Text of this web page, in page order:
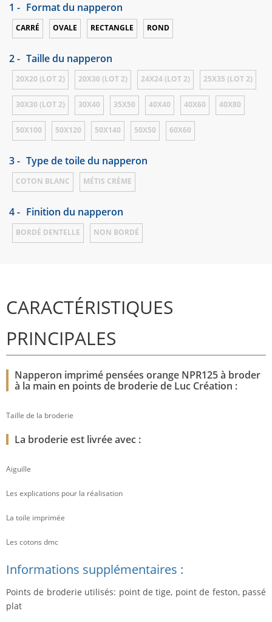
1 - Format du napperon
CARRÉ OVALE RECTANGLE ROND
2 - Taille du napperon
20X20 (LOT 2) 20X30 (LOT 2) 24X24 (LOT 2) 25X35 (LOT 2)
30X30 (LOT 2) 30X40 35X50 40X40 40X60 40X80
50X100 50X120 50X140 50X50 60X60
3 - Type de toile du napperon
COTON BLANC MÉTIS CRÈME
4 - Finition du napperon
BORDÉ DENTELLE NON BORDÉ
CARACTÉRISTIQUES
PRINCIPALES
Napperon imprimé pensées orange NPR125 à broder
à la main en points de broderie de Luc Création :
Taille de la broderie
La broderie est livrée avec :
Aiguille
Les explications pour la réalisation
La toile imprimée
Les cotons dmc
Informations supplémentaires :
Points de broderie utilisés: point de tige, point de feston, passé
plat